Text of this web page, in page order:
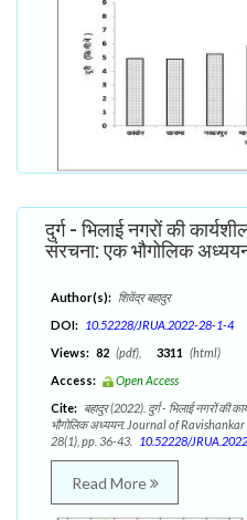
दुर्ग - भिलाई नगरों की
संरचना: एक भौगोलिक
Author(s): शिवेंद्र बहादुर
DOI: 10.52228/JRUA.2022-28-1-4
Views: 82 (pdf), 3311 (html)
Access:
Open Access
Cite: बहादुर (2022). दुर्ग - भिलाई नगरों की
भौगोलिक अध्ययन. Journal of
28(1), pp. 36-43. 10.52228/
Read More